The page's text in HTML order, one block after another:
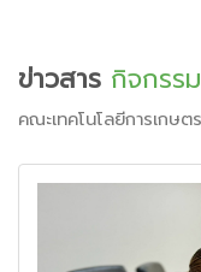
ข่าวสาร กิจกรรม
คณะเทคโนโลยีการเกษ